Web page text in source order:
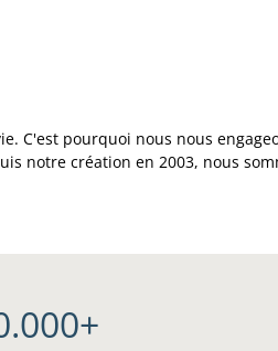
C'est pourquoi nous nous
notre création en 2003, nous
+